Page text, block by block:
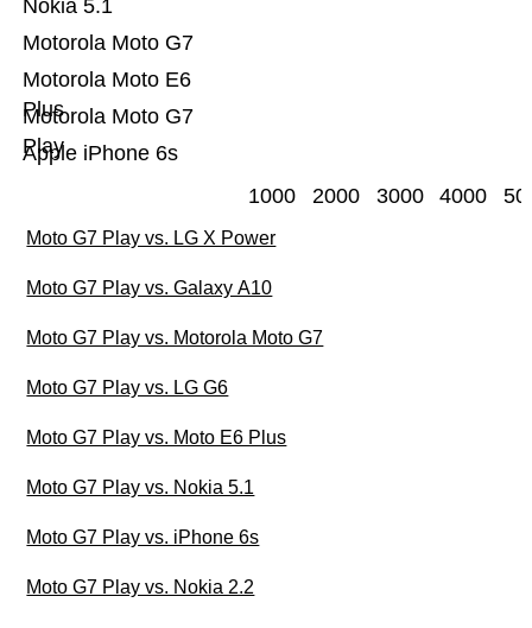
Apple iPhone 6s
Motorola Moto G7
Play
Motorola Moto E6
Plus
Motorola Moto G7
Nokia 5.1
1000 2000 3000 4000
Moto G7 Play vs. LG X Power
Moto G7 Play vs. Galaxy A10
Moto G7 Play vs. Motorola Moto G7
Moto G7 Play vs. LG G6
Moto G7 Play vs. Moto E6 Plus
Moto G7 Play vs. Nokia 5.1
Moto G7 Play vs. iPhone 6s
Moto G7 Play vs. Nokia 2.2